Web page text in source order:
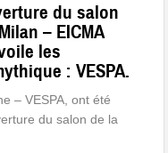
du salon
– EICMA
les
: VESPA.
– VESPA, ont été
du salon de la